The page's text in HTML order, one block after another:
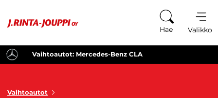
Hae Valikko
Vaihtoautot: Mercedes-Benz CLA
Vaihtoautot